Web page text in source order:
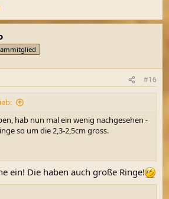
#16
hab nun mal ein wenig nachgesehen -
so um die 2,3-2,5cm gross.
ein! Die haben auch große Ringe!